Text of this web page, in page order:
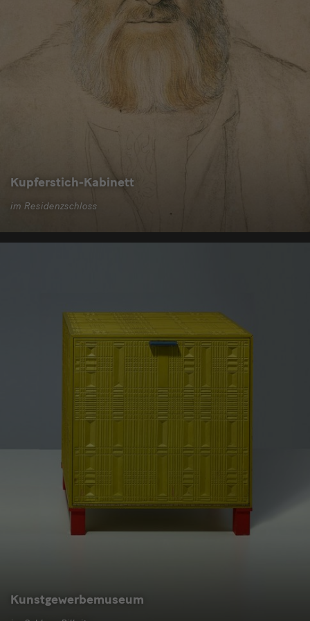
Kupferstich-Kabinett
im Residenzschloss
Kunstgewerbemuseum